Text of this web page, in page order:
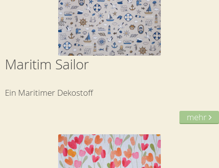
Maritim Sailor
Ein Maritimer Dekostoff
mehr